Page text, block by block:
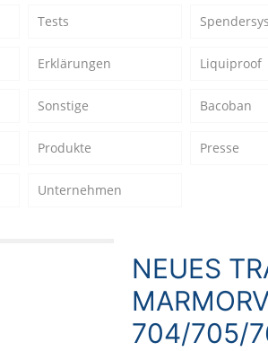
Tests
Erklärungen Liquiproof
Sonstige Bacoban
Produkte Presse
Unternehmen
NEUES
704/705/